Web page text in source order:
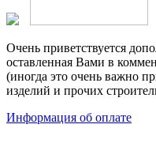
Очень приветствуется
оставленная Вами в
(иногда это очень важно
изделий и прочих
Информация об оплате